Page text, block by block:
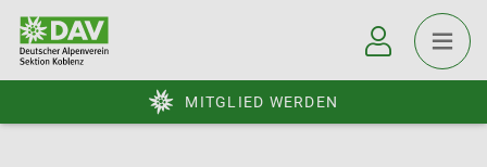
MITGLIED WERDEN